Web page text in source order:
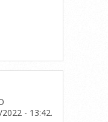
- 13:42.